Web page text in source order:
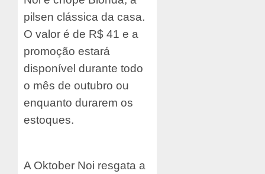
pilsen clássica da casa.
O valor é de R$ 41 e a
promoção estará
disponível durante todo
o mês de outubro ou
enquanto durarem os
estoques.
A Oktober Noi resgata a